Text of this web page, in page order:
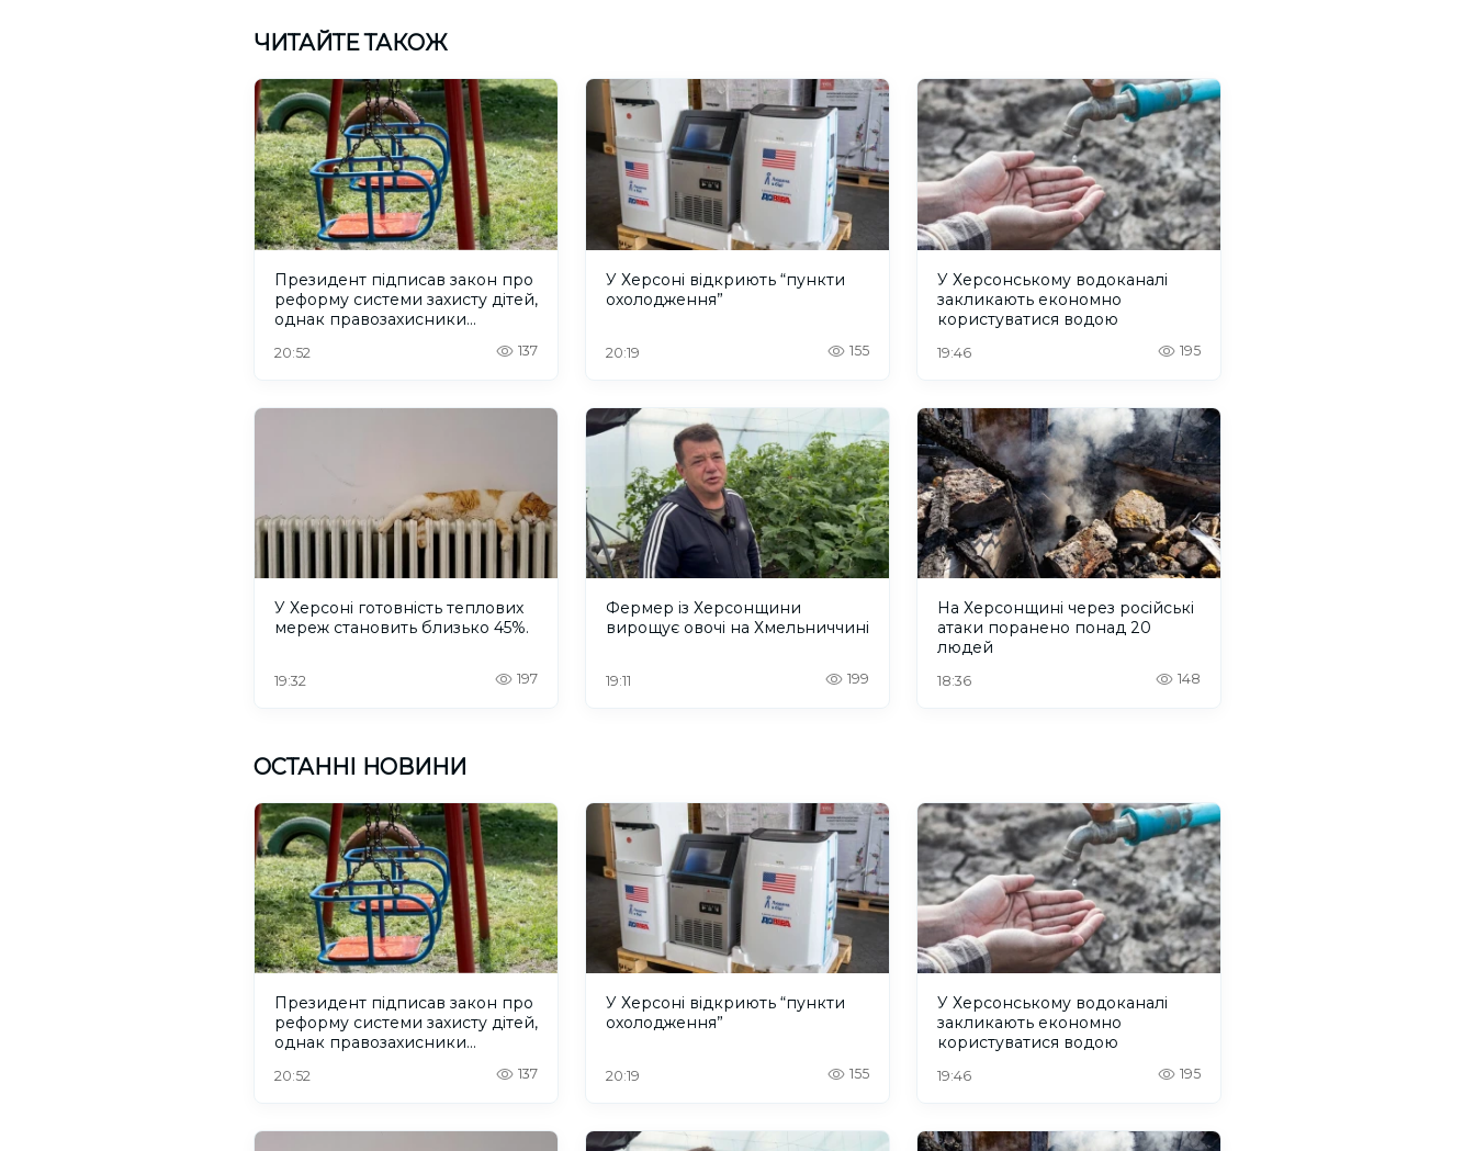
ЧИТАЙТЕ ТАКОЖ
Президент підписав закон про
реформу системи захисту дітей,
однак правозахисники
20:52 137
У Херсоні відкриють “пункти
охолодження”
20:19 155
У Херсонському водоканалі
закликають економно
користуватися водою
19:46 195
У Херсоні готовність теплових
мереж становить близько 45%.
19:32 197
Фермер із Херсонщини
вирощує овочі на Хмельниччині
19:11 199
На Херсонщині через російські
атаки поранено понад 20
людей
18:36 148
ОСТАННІ НОВИНИ
Президент підписав закон про
реформу системи захисту дітей,
однак правозахисники
20:52 137
У Херсоні відкриють “пункти
охолодження”
20:19 155
У Херсонському водоканалі
закликають економно
користуватися водою
19:46 195